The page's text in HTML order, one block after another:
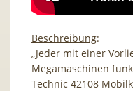
Beschreibung:
„Jeder mit einer
Megamaschinen
Technic 42108